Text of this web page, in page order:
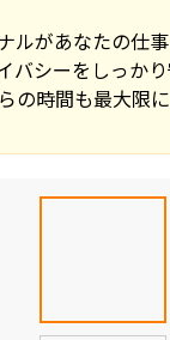
ルがあなたの仕
シーをしっか
の時間も最大限